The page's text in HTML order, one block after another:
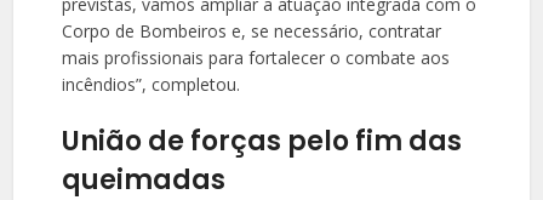
Corpo de Bombeiros e, se necessário, contratar
mais profissionais para fortalecer o combate aos
incêndios”, completou.
União de forças pelo fim das
queimadas